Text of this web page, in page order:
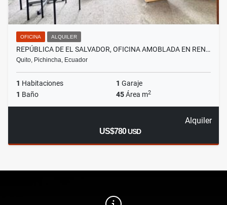
OFICINA ALQUILER
REPÚBLICA DE EL SALVADOR, OFICINA AMOBLADA EN REN…
Quito, Pichincha, Ecuador
1 Habitaciones 1 Garaje
1 Baño 45Área m2
Alquiler
US$780USD